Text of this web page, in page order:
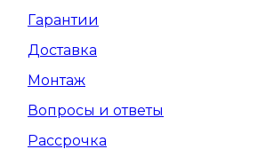
Гарантии
Доставка
Монтаж
Вопросы и ответы
Рассрочка